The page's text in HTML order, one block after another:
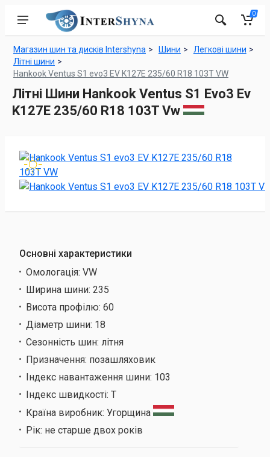
0
Магазин шин та дисків Intershyna Шини
Легкові шини
Літні шини
Hankook Ventus S1 evo3 EV K127E 235/60 R18 103T VW
Літні Шини Hankook Ventus S1 Evo3 Ev
K127E 235/60 R18 103T Vw
Основні характеристики
Омологація: VW
Ширина шини: 235
Висота профілю: 60
Діаметр шини: 18
Сезонність шин: літня
Призначення: позашляховик
Індекс навантаження шини: 103
Індекс швидкості: T
Країна виробник: Угорщина
Рік: не старше двох років